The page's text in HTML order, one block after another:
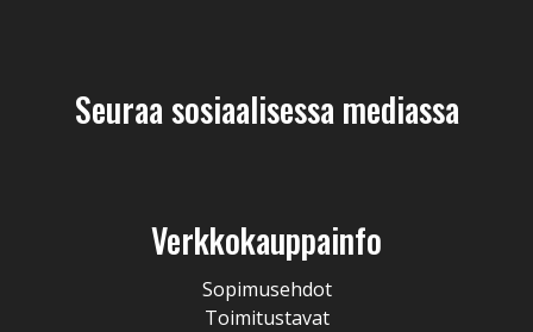
Seuraa sosiaalisessa mediassa
Verkkokauppainfo
Sopimusehdot
Toimitustavat